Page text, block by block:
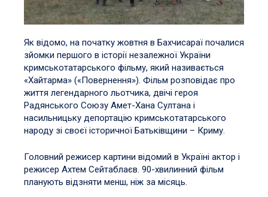
Як відомо, на початку жовтня в Бахчисараї почалися
зйомки першого в історії незалежної України
кримськотатарського фільму, який називається
«Хайтарма» («Повернення»). Фільм розповідає про
життя легендарного льотчика, двічі героя
Радянського Союзу Амет-Хана Султана і
насильницьку депортацію кримськотатарського
народу зі своєї історичної Батьківщини – Криму.
Головний режисер картини відомий в Україні актор і
режисер Ахтем Сейтаблаєв. 90-хвилинний фільм
планують відзняти менш, ніж за місяць.